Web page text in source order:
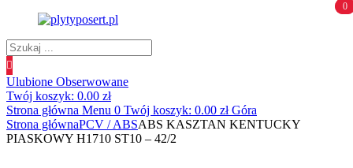
Wyszukiwanie
produktów
0
Ulubione Obserwowane
0
Twój koszyk: 0.00 zł
Strona główna Menu 0 Twój koszyk: 0.00 zł Góra
Strona głównaPCV / ABSABS KASZTAN KENTUCKY
PIASKOWY H1710 ST10 – 42/2